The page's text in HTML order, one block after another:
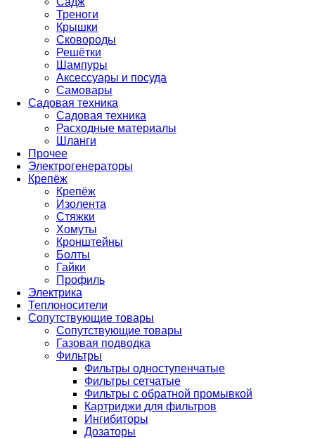
Треноги
Крышки
Сковороды
Решётки
Шампуры
Аксессуары и посуда
Самовары
Садовая техника
Садовая техника
Расходные материалы
Шланги
Прочее
Электрогенераторы
Крепёж
Крепёж
Изолента
Стяжки
Хомуты
Кронштейны
Болты
Гайки
Профиль
Электрика
Теплоносители
Сопутствующие товары
Сопутствующие товары
Газовая подводка
Фильтры
Фильтры одноступенчатые
Фильтры сетчатые
Фильтры с обратной промывкой
Картриджи для фильтров
Ингибиторы
Дозаторы